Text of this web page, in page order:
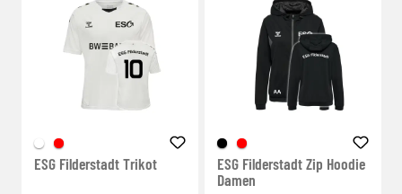
ESG Filderstadt Trikot
ESG Filderstadt Zip Hoodie
Damen